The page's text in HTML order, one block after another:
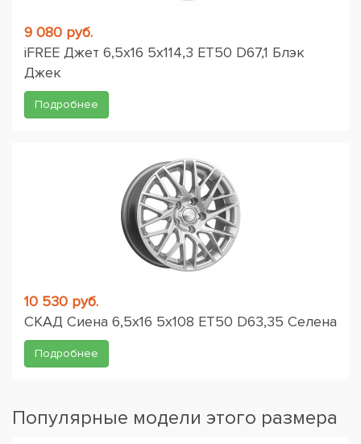
9 080 руб.
iFREE Джет 6,5x16 5x114,3 ET50 D67,1 Блэк
Джек
Подробнее
10 530 руб.
СКАД Сиена 6,5x16 5x108 ET50 D63,35 Селена
Подробнее
Популярные модели этого размера